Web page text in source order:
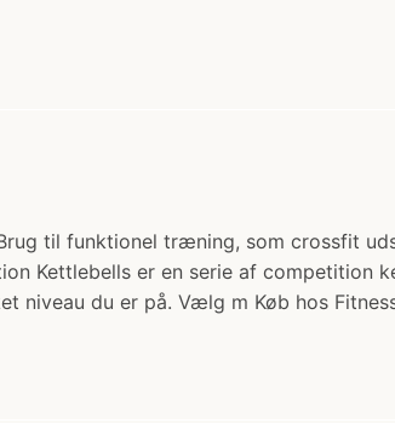
til funktionel træning, som crossfit
Kettlebells er en serie af competition
niveau du er på. Vælg m Køb hos